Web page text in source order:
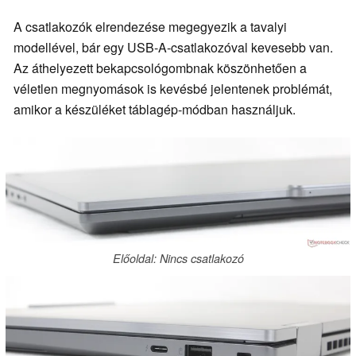
A csatlakozók elrendezése megegyezik a tavalyi
modellével, bár egy USB-A-csatlakozóval kevesebb van.
Az áthelyezett bekapcsológombnak köszönhetően a
véletlen megnyomások is kevésbé jelentenek problémát,
amikor a készüléket táblagép-módban használjuk.
Előoldal: Nincs csatlakozó